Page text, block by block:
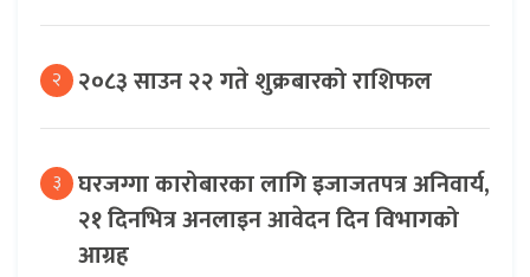
२ २०८३ साउन २२ गते शुक्रबारको राशिफल
३ घरजग्गा कारोबारका लागि इजाजतपत्र अनिवार्य,
२१ दिनभित्र अनलाइन आवेदन दिन विभागको
आग्रह